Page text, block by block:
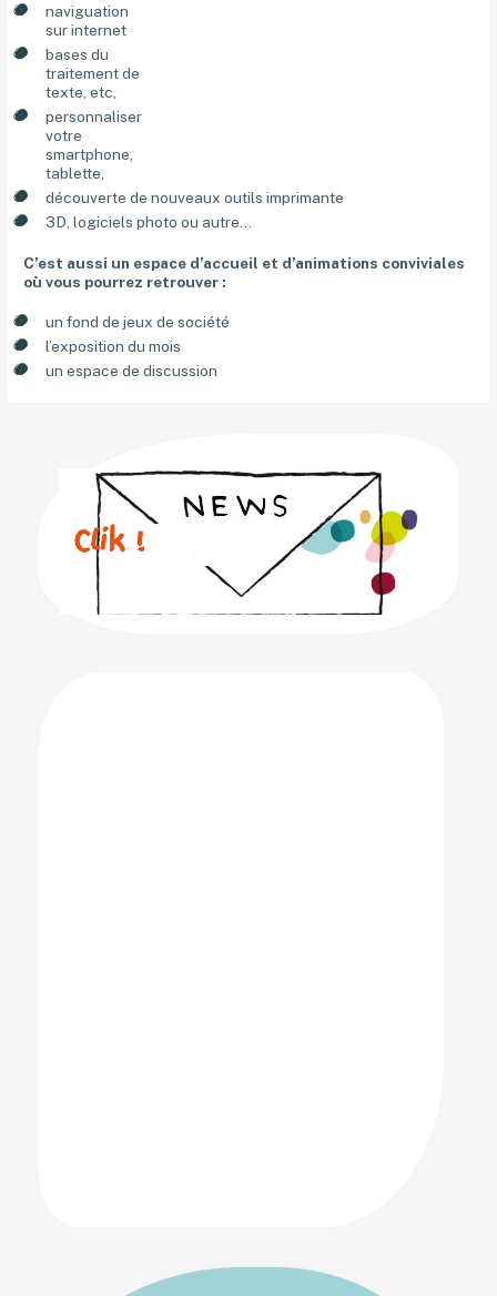
naviguation
sur internet
bases du
traitement de
texte, etc,
personnaliser
votre
smartphone,
tablette,
découverte de nouveaux outils imprimante
3D, logiciels photo ou autre…
C’est aussi un espace d’accueil et d’animations conviviales
où vous pourrez retrouver :
un fond de jeux de société
l’exposition du mois
un espace de discussion
Clik !